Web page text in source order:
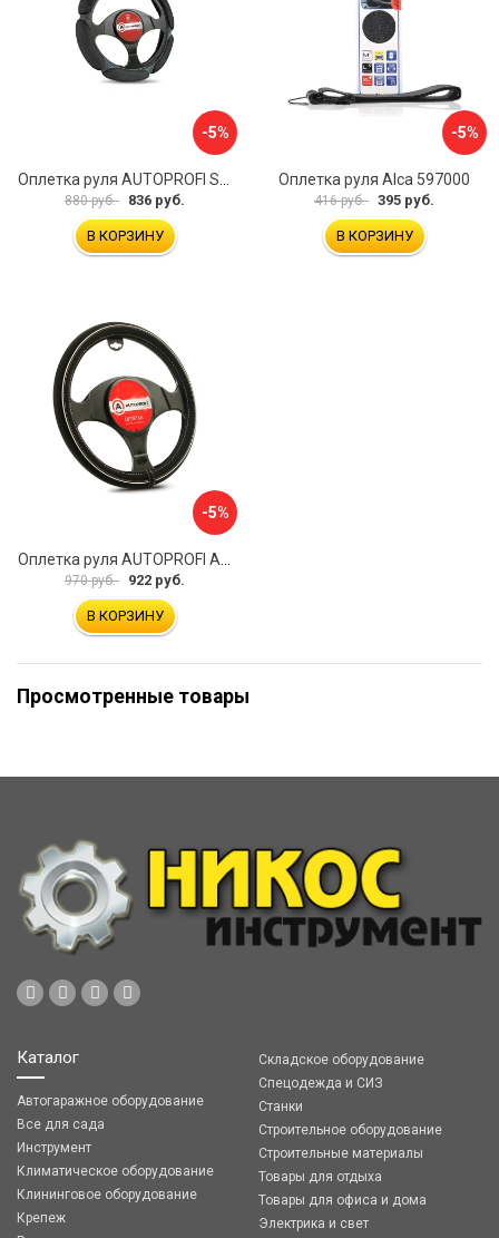
-5%
880 руб. 836 руб.
В КОРЗИНУ
-5%
Оплетка руля Alca 597000
416 руб. 395 руб.
В КОРЗИНУ
-5%
970 руб. 922 руб.
В КОРЗИНУ
Просмотренные товары
Каталог
Автогаражное оборудование
Все для сада
Инструмент
Климатическое оборудование
Клининговое оборудование
Крепеж
Складское оборудование
Спецодежда и СИЗ
Станки
Строительное оборудование
Строительные материалы
Товары для отдыха
Товары для офиса и дома
Электрика и свет